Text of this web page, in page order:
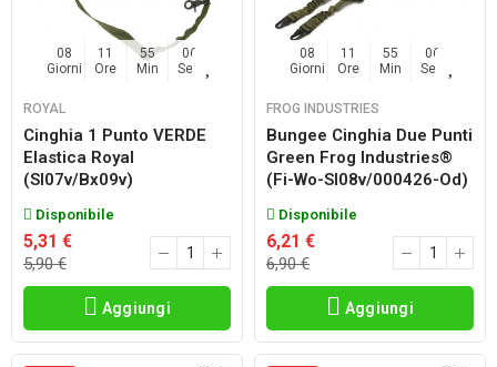
08
Giorni
11
Ore
55
Min
06
Sec
ROYAL
Cinghia 1 Punto VERDE
Elastica Royal
(sl07v/bx09v)
Disponibile
5,31 €
5,90 €
Aggiungi
08
Giorni
11
Ore
55
Min
06
Sec
FROG INDUSTRIES
Bungee Cinghia Due Punti
Green Frog Industries®
(fi-Wo-Sl08v/000426-Od)
Disponibile
6,21 €
6,90 €
Aggiungi